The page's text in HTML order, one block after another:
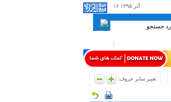
۱۶ آذر ۱۳۹۵
تغییر سایز حروف: